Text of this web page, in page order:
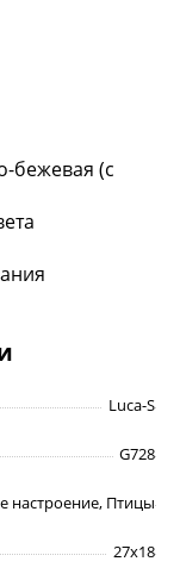
бежевая (с
Luca-S
G728
настроение, Птицы
27х18